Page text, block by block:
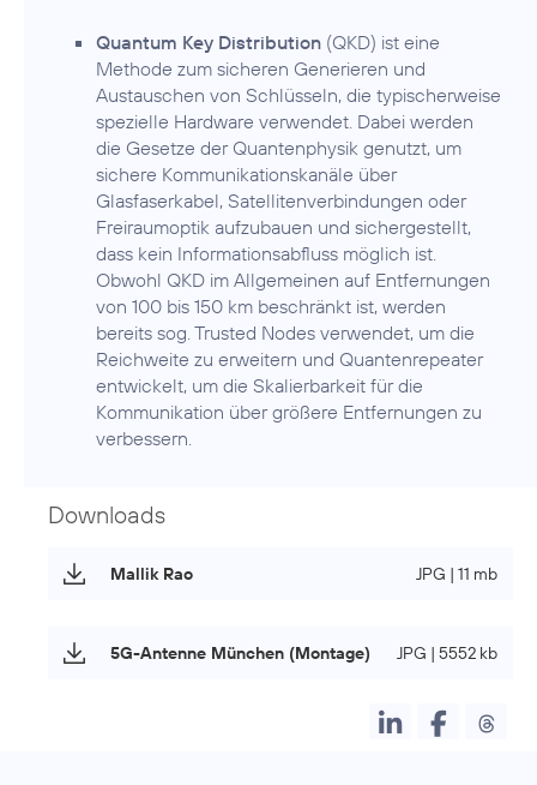
Quantum Key Distribution (QKD) ist eine
Methode zum sicheren Generieren und
Austauschen von Schlüsseln, die typischerweise
spezielle Hardware verwendet. Dabei werden
die Gesetze der Quantenphysik genutzt, um
sichere Kommunikationskanäle über
Glasfaserkabel, Satellitenverbindungen oder
Freiraumoptik aufzubauen und sichergestellt,
dass kein Informationsabfluss möglich ist.
Obwohl QKD im Allgemeinen auf Entfernungen
von 100 bis 150 km beschränkt ist, werden
bereits sog. Trusted Nodes verwendet, um die
Reichweite zu erweitern und Quantenrepeater
entwickelt, um die Skalierbarkeit für die
Kommunikation über größere Entfernungen zu
verbessern.
Downloads
Mallik Rao JPG | 11 mb
5G-Antenne München (Montage) JPG | 5552 kb